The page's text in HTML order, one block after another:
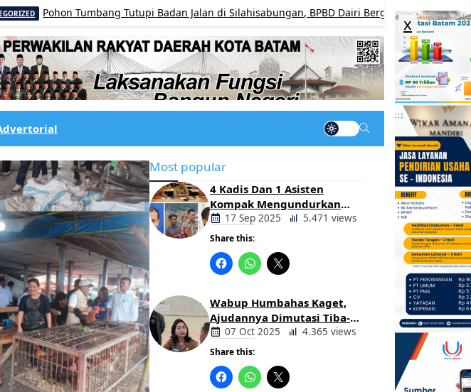
Tumbang Tutupi Badan Jalan di Silahisabungan, BPBD Dairi Bergerak Cepat Pulihkan Akses
Most popular
4 Kadis Dan 1 Asisten
Kompak Mengundurkan
Diri, Ada Apa Pemerintahan
Oloan
17 Sep 2025 5.471 views
Share this:
Wabup Humbahas Kaget,
Ajudannya Dimutasi Tiba-
tiba Tanpa Alasan Oleh
Bupati
07 Oct 2025 4.365 views
Share this:
x